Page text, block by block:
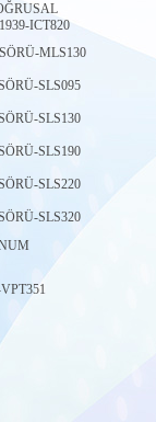
ICT820
MLS130
SLS095
SLS130
SLS190
SLS220
SLS320